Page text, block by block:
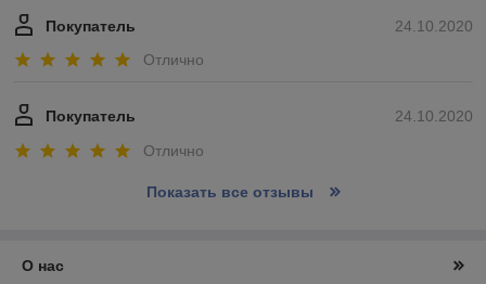
24.10.2020
Покупатель
Отлично
24.10.2020
Покупатель
Отлично
Показать все отзывы
О нас